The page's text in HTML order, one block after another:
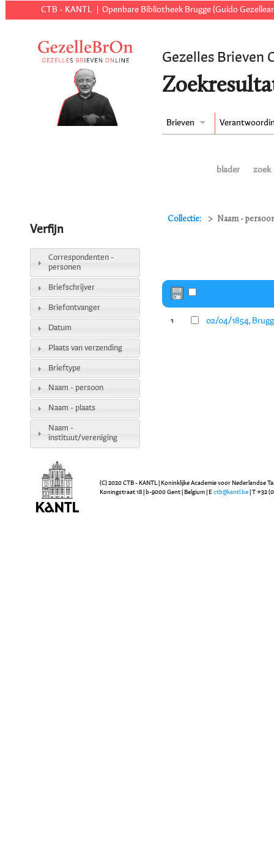
CTB - KANTL Openbare Bibliotheek Brugge (Guido
Gezelles Brieven
Brieven
blader zoek
Collectie: Naam -
1 02/04/1854,
Verfijn
Correspondenten -
personen
Briefschrijver
Briefontvanger
Datum
Plaats van verzending
Brieftype
Naam - persoon
Naam - plaats
Naam -
instituut/vereniging
(C) 2020 CTB - KANTL | Koninklijke Academie voor Nederlandse
Koningstraat 18 | b-9000 Gent | Belgium | E ctb@kantl.be | T +32